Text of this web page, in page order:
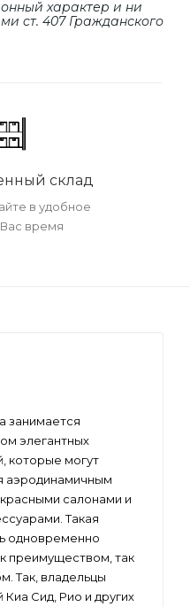
характер и ни
cт. 407 Гражданского
склад
в удобное
время
занимается
элегантных
которые могут
аэродинамичным
салонами и
Такая
одновременно
преимуществом, так
Так, владельцы
Сид, Рио и других